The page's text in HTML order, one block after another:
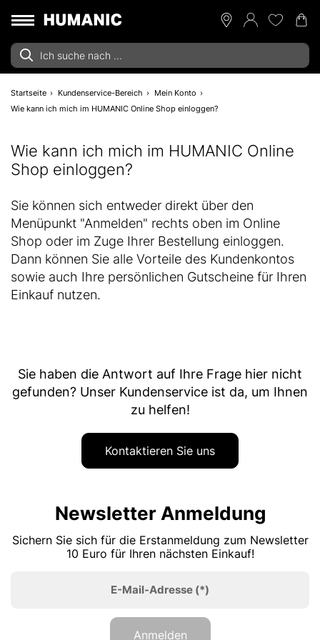
Startseite Kundenservice-Bereich
Mein Konto
Wie kann ich mich im HUMANIC Online Shop einloggen?
Wie kann ich mich im HUMANIC Online
Shop einloggen?
Sie können sich entweder direkt über den
Menüpunkt "Anmelden" rechts oben im Online
Shop oder im Zuge Ihrer Bestellung einloggen.
Dann können Sie alle Vorteile des Kundenkontos
sowie auch Ihre persönlichen Gutscheine für Ihren
Einkauf nutzen.
Sie haben die Antwort auf Ihre Frage hier nicht
gefunden? Unser Kundenservice ist da, um Ihnen
zu helfen!
Kontaktieren Sie uns
Newsletter Anmeldung
Sichern Sie sich für die Erstanmeldung zum Newsletter
10 Euro für Ihren nächsten Einkauf!
E-Mail-Adresse (*)
Anmelden